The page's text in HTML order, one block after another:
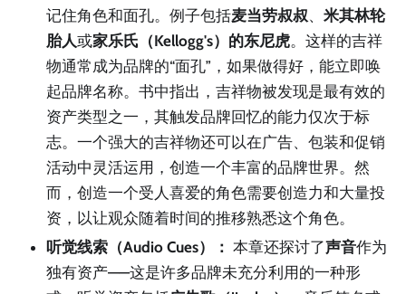
记住角色和面孔。例子包括麦当劳叔叔、 米其林轮
胎人或家乐氏（Kellogg's）的东尼虎。这样的吉祥
物通常成为品牌的“面孔”，如果做得好，能立即唤
起品牌名称。书中指出，吉祥物被发现是最有效的
资产类型之一，其触发品牌回忆的能力仅次于标
志。一个强大的吉祥物还可以在广告、包装和促销
活动中灵活运用，创造一个丰富的品牌世界。然
而，创造一个受人喜爱的角色需要创造力和大量投
资，以让观众随着时间的推移熟悉这个角色。
听觉线索（Audio Cues）： 本章还探讨了声音作为
独有资产——这是许多品牌未充分利用的一种形